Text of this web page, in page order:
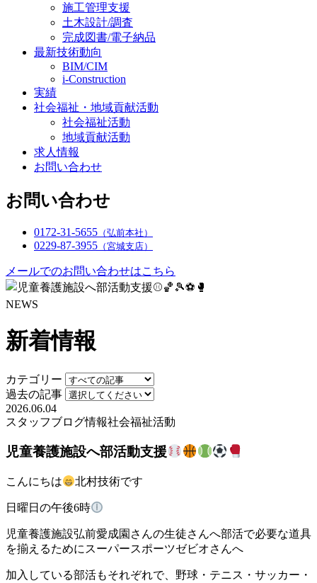
施工管理支援
土木設計/調査
完成図書/電子納品
最新技術動向
BIM/CIM
i-Construction
実績
社会福祉・地域貢献活動
社会福祉活動
地域貢献活動
求人情報
お問い合わせ
お問い合わせ
0172-31-5655 （弘前本社）
0229-87-3955 （宮城支店）
メールでのお問い合わせはこちら
NEWS
新着情報
カテゴリー
過去の記事
2026.06.04
スタッフブログ情報社会福祉活動
児童養護施設へ部活動支援
こんにちは 北村技術です
日曜日の午後6時
児童養護施設弘前愛成園さんの生徒さんへ部活で必要な道具
を揃えるためにスーパースポーツゼビオさんへ
加入している部活もそれぞれで、野球・テニス・サッカー・